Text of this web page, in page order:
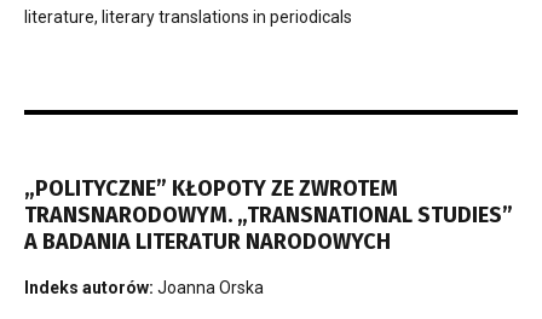
literature, literary translations in periodicals
„POLITYCZNE” KŁOPOTY ZE ZWROTEM
TRANSNARODOWYM. „TRANSNATIONAL STUDIES”
A BADANIA LITERATUR NARODOWYCH
Indeks autorów: Joanna Orska